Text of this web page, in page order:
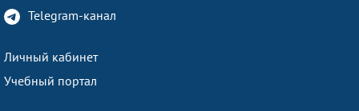
Telegram-канал
Личный кабинет
Учебный портал